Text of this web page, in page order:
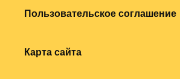
Пользовательское соглашение
Карта сайта